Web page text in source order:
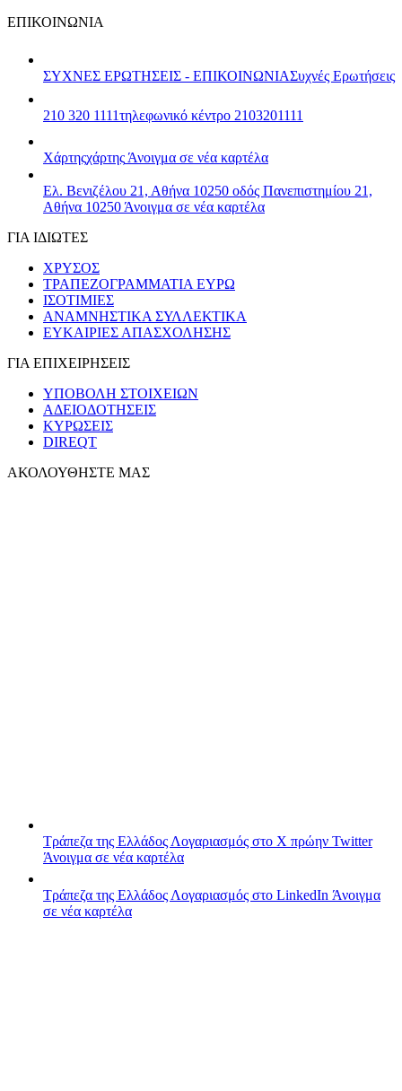
ΕΠΙΚΟΙΝΩΝΙΑ
ΣΥΧΝΕΣ ΕΡΩΤΗΣΕΙΣ - ΕΠΙΚΟΙΝΩΝΙΑΣυχνές Ερωτήσεις
210 320 1111τηλεφωνικό κέντρο 2103201111
Χάρτηςχάρτης Άνοιγμα σε νέα καρτέλα
Ελ. Βενιζέλου 21, Αθήνα 10250 οδός Πανεπιστημίου 21,
Αθήνα 10250 Άνοιγμα σε νέα καρτέλα
ΓΙΑ ΙΔΙΩΤΕΣ
ΧΡΥΣΟΣ
ΤΡΑΠΕΖΟΓΡΑΜΜΑΤΙΑ ΕΥΡΩ
ΙΣΟΤΙΜΙΕΣ
ΑΝΑΜΝΗΣΤΙΚΑ ΣΥΛΛΕΚΤΙΚΑ
ΕΥΚΑΙΡΙΕΣ ΑΠΑΣΧΟΛΗΣΗΣ
ΓΙΑ ΕΠΙΧΕΙΡΗΣΕΙΣ
ΥΠΟΒΟΛΗ ΣΤΟΙΧΕΙΩΝ
ΑΔΕΙΟΔΟΤΗΣΕΙΣ
ΚΥΡΩΣΕΙΣ
DIREQT
ΑΚΟΛΟΥΘΗΣΤΕ ΜΑΣ
Τράπεζα της Ελλάδος Λογαριασμός στο X πρώην Twitter
Άνοιγμα σε νέα καρτέλα
Τράπεζα της Ελλάδος Λογαριασμός στο LinkedIn Άνοιγμα
σε νέα καρτέλα